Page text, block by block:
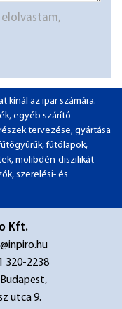
kínál az ipar számára.
egyéb szárító-
tervezése, gyártása
fűtőlapok,
molibdén-diszilikát
szerelési- és
Kft.
320-2238
utca 9.